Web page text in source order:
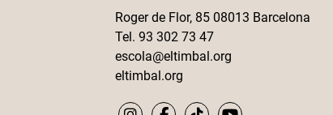
Roger de Flor, 85 08013 Barcelona
Tel. 93 302 73 47
escola@eltimbal.org
eltimbal.org